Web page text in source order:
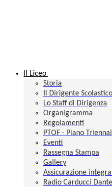
Il Liceo
Storia
Il Dirigente Scolastico
Lo Staff di Dirigenza
Organigramma
Regolamenti
PTOF - Piano
Eventi
Rassegna Stampa
Gallery
Assicurazione
Radio Carducci Dante